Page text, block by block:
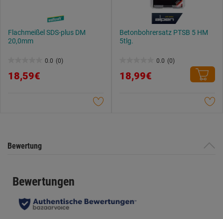
Flachmeißel SDS-plus DM
20,0mm
0.0 (0)
von
18,59€
Betonbohrersatz PTSB 5 HM
5tlg.
0.0 (0)
von
18,99€
Bewertung